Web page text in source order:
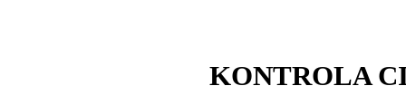
KONTROLA